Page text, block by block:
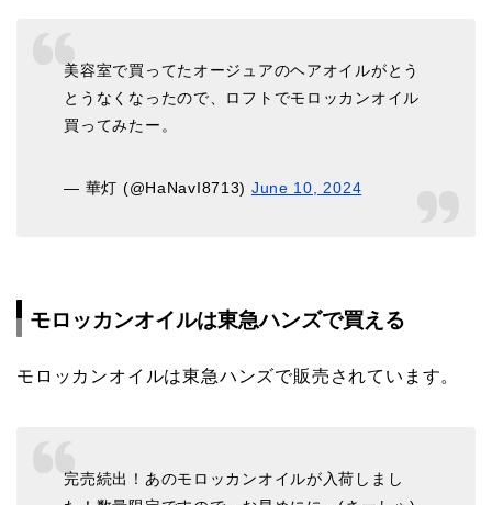
美容室で買ってたオージュアのヘアオイルがとう
とうなくなったので、ロフトでモロッカンオイル
買ってみたー。
— 華灯 (@HaNavI8713) June 10, 2024
モロッカンオイルは東急ハンズで買える
モロッカンオイルは東急ハンズで販売されています。
完売続出！あのモロッカンオイルが入荷しまし